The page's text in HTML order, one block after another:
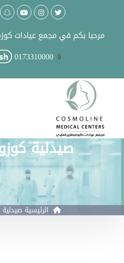
مرحبا بكم في مجمع عيادات
صيدلية
الرئيسية